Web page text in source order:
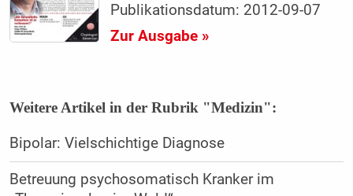
Publikationsdatum: 2012-09-07
Zur Ausgabe »
Weitere Artikel in der Rubrik "Medizin":
Bipolar: Vielschichtige Diagnose
Betreuung psychosomatisch Kranker im